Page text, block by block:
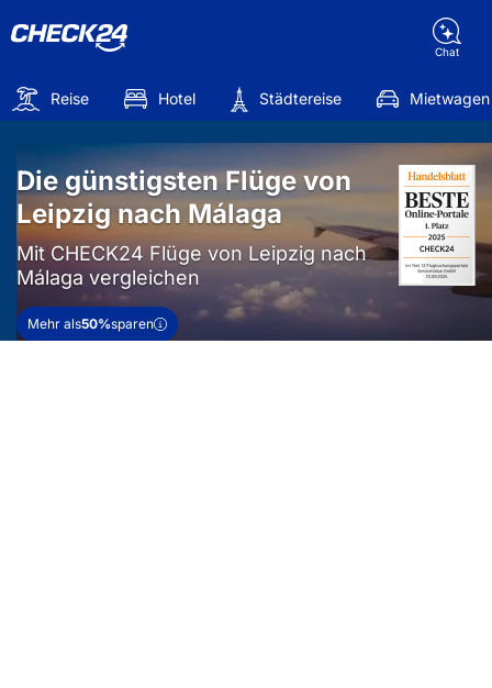
Chat
Reise Hotel Städtereise Mietwagen
Die günstigsten Flüge von
Leipzig nach Málaga
Mit CHECK24 Flüge von Leipzig nach
Málaga vergleichen
Mehr als50%sparen